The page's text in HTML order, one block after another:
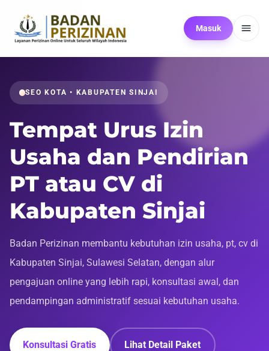
Masuk
SEO KOTA • KABUPATEN SINJAI
Tempat Urus Izin
Usaha dan Pendirian
PT atau CV di
Kabupaten Sinjai
Badan Perizinan membantu kebutuhan izin usaha, pt, cv di
Kabupaten Sinjai, Sulawesi Selatan, dengan alur
pengajuan online yang lebih rapi, konsultasi awal, dan
pendampingan administratif sesuai kebutuhan usaha.
Konsultasi Gratis Lihat Detail Paket